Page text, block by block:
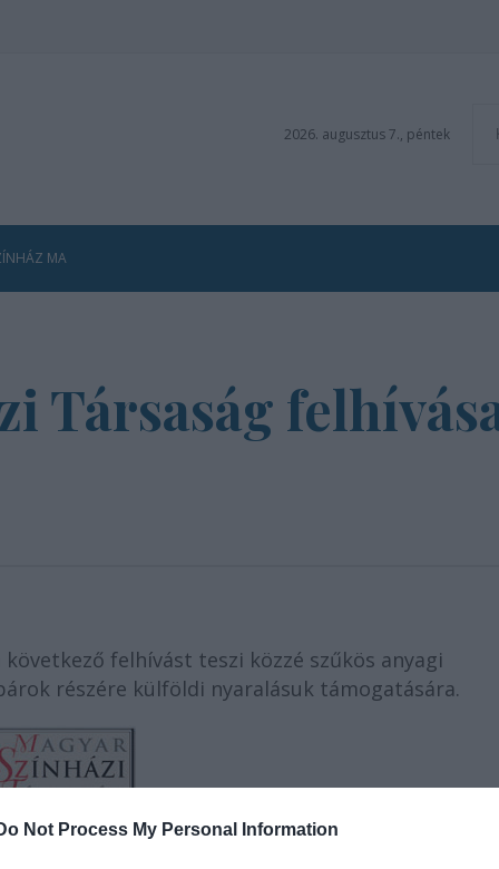
Not Process My Personal Information
2026. augusztus 7., péntek
MA
Társaság
felhívást teszi közzé szűkös anyagi
részére külföldi nyaralásuk támogatására.
rendező hagyatékának jóvoltából, a